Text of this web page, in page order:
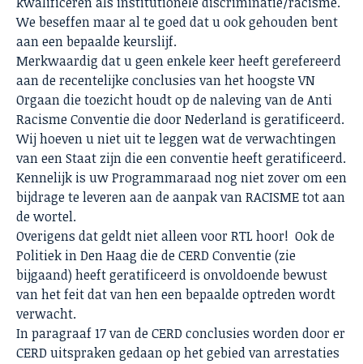
We beseffen maar al te goed dat u ook gehouden bent
aan een bepaalde keurslijf.
Merkwaardig dat u geen enkele keer heeft gerefereerd
aan de recentelijke conclusies van het hoogste VN
Orgaan die toezicht houdt op de naleving van de Anti
Racisme Conventie die door Nederland is geratificeerd.
Wij hoeven u niet uit te leggen wat de verwachtingen
van een Staat zijn die een conventie heeft geratificeerd.
Kennelijk is uw Programmaraad nog niet zover om een
bijdrage te leveren aan de aanpak van RACISME tot aan
de wortel.
Overigens dat geldt niet alleen voor RTL hoor! Ook de
Politiek in Den Haag die de CERD Conventie (zie
bijgaand) heeft geratificeerd is onvoldoende bewust
van het feit dat van hen een bepaalde optreden wordt
verwacht.
In paragraaf 17 van de CERD conclusies worden door er
CERD uitspraken gedaan op het gebied van arrestaties